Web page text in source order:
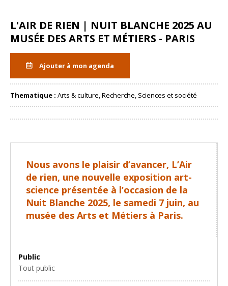
L'AIR DE RIEN | NUIT BLANCHE 2025 AU
MUSÉE DES ARTS ET MÉTIERS - PARIS
Ajouter à mon agenda
Thematique : Arts & culture, Recherche, Sciences et société
Nous avons le plaisir d’avancer, L’Air
de rien, une nouvelle exposition art-
science présentée à l’occasion de la
Nuit Blanche 2025, le samedi 7 juin, au
musée des Arts et Métiers à Paris.
Public
Tout public